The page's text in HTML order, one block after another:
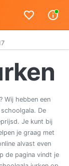
Wij hebben een
De
Je kunt bij
je graag met
alvast even
de pagina vindt je